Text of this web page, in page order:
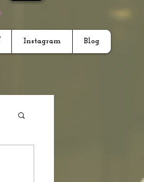
Instagram Blog